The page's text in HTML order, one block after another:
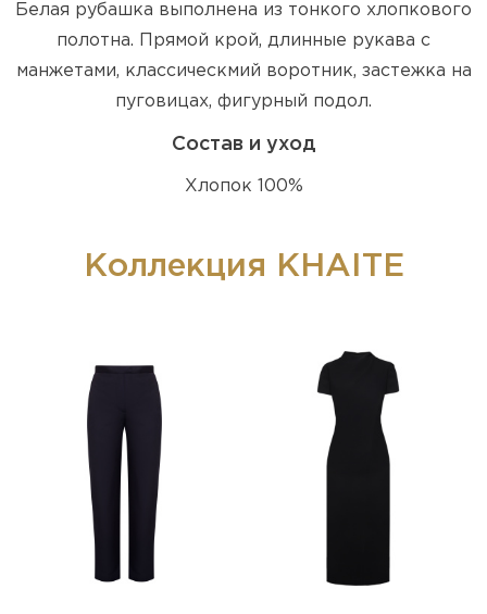
Белая рубашка выполнена из тонкого хлопкового
полотна. Прямой крой, длинные рукава с
манжетами, классическмий воротник, застежка на
пуговицах, фигурный подол.
Состав и уход
Хлопок 100%
Коллекция KHAITE